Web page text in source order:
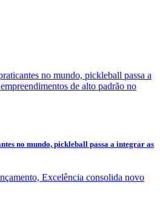
no mundo, pickleball passa a integrar as